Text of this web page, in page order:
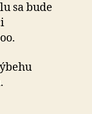
sa bude